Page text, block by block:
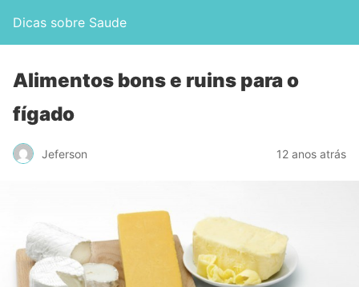
Dicas sobre Saude
Alimentos bons e ruins para o
fígado
Jeferson 12 anos atrás